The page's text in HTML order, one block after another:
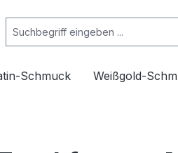
Schmuck Weißgold-